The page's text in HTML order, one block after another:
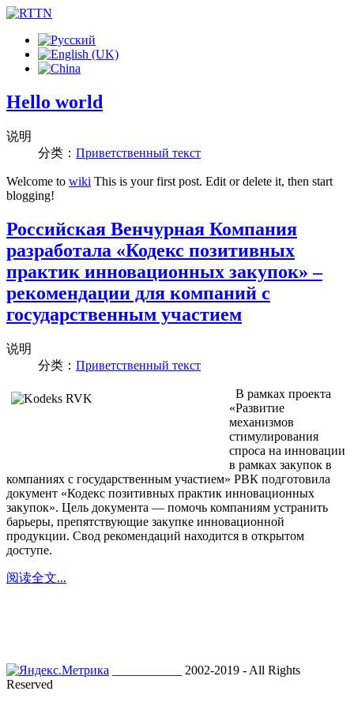
Hello world
说明
分类： Приветственный текст
Welcome to wiki This is your first post. Edit or delete it, then start
blogging!
Российская Венчурная Компания
разработала «Кодекс позитивных
практик инновационных закупок» –
рекомендации для компаний с
государственным участием
说明
分类： Приветственный текст
В рамках проекта
«Развитие
механизмов
стимулирования
спроса на инновации
в рамках закупок в
компаниях с государственным участием» РВК подготовила
документ «Кодекс позитивных практик инновационных
закупок». Цель документа — помочь компаниям устранить
барьеры, препятствующие закупке инновационной
продукции. Свод рекомендаций находится в открытом
доступе.
阅读全文...
___________ 2002-2019 - All Rights
Reserved